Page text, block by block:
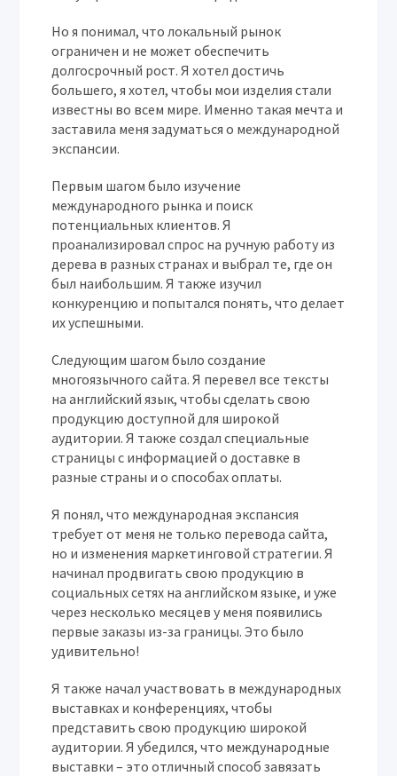
Но я понимал, что локальный рынок
ограничен и не может обеспечить
долгосрочный рост. Я хотел достичь
большего, я хотел, чтобы мои изделия стали
известны во всем мире. Именно такая мечта и
заставила меня задуматься о международной
экспансии.
Первым шагом было изучение
международного рынка и поиск
потенциальных клиентов. Я
проанализировал спрос на ручную работу из
дерева в разных странах и выбрал те, где он
был наибольшим. Я также изучил
конкуренцию и попытался понять, что делает
их успешными.
Следующим шагом было создание
многоязычного сайта. Я перевел все тексты
на английский язык, чтобы сделать свою
продукцию доступной для широкой
аудитории. Я также создал специальные
страницы с информацией о доставке в
разные страны и о способах оплаты.
Я понял, что международная экспансия
требует от меня не только перевода сайта,
но и изменения маркетинговой стратегии. Я
начинал продвигать свою продукцию в
социальных сетях на английском языке, и уже
через несколько месяцев у меня появились
первые заказы из-за границы. Это было
удивительно!
Я также начал участвовать в международных
выставках и конференциях, чтобы
представить свою продукцию широкой
аудитории. Я убедился, что международные
выставки – это отличный способ завязать